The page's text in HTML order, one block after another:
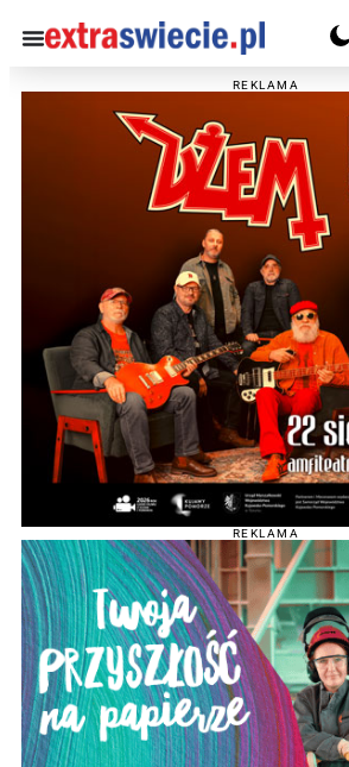
REKLAMA
REKLAMA